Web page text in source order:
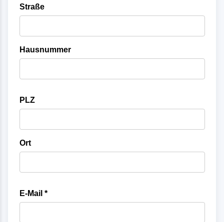
Straße
Hausnummer
PLZ
Ort
E-Mail *